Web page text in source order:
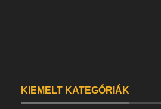
KIEMELT KATEGÓRIÁK